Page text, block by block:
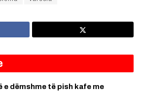
e dëmshme të pish kafe me